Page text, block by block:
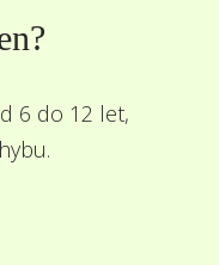
6 do 12 let,